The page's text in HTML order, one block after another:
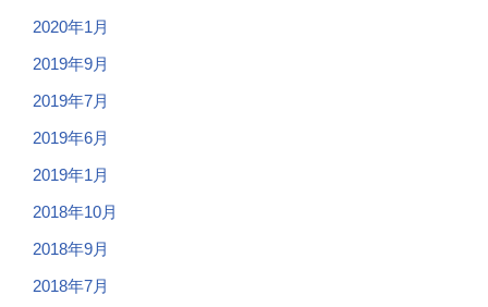
2020年1月
2019年9月
2019年7月
2019年6月
2019年1月
2018年10月
2018年9月
2018年7月